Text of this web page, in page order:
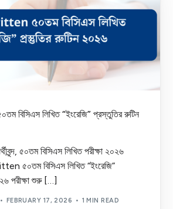
বিসিএস লিখিত “ইংরেজি” প্রস্তুতির রুটিন
৫০তম বিসিএস লিখিত পরীক্ষা ২০২৬
৫০তম বিসিএস লিখিত “ইংরেজি”
পরীক্ষা শুরু […]
FEBRUARY 17, 2026 1 MIN READ